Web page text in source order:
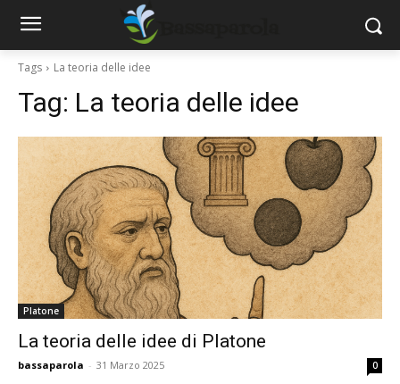
Tags La teoria delle idee
Tag: La teoria delle idee
Platone
La teoria delle idee di Platone
bassaparola - 31 Marzo 2025 0